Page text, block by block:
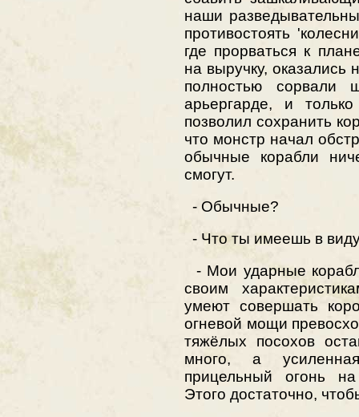
наши
противостоять
где прорваться к
на выручку, оказались
полностью
арьергарде, и
позволил сохранить
что монстр начал
обычные корабли
смогут.
- Обычные?
- Что ты имеешь в
- Мои ударные
своим
умеют совершать
огневой мощи
тяжёлых посохов
много, а
прицельный огонь
Этого достаточно,